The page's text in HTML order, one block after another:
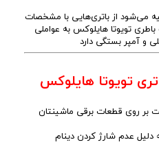
می‌شود از باتری‌هایی با مشخصات
تویوتا هایلوکس به عواملی
و آمپر بستگی دارد
تویوتا هایلوکس
از60آمپر بر ساعت بر روی قطعات برقی ماشینتان
از 70 آمپر هم به دلیل عدم شارژ کردن دینام